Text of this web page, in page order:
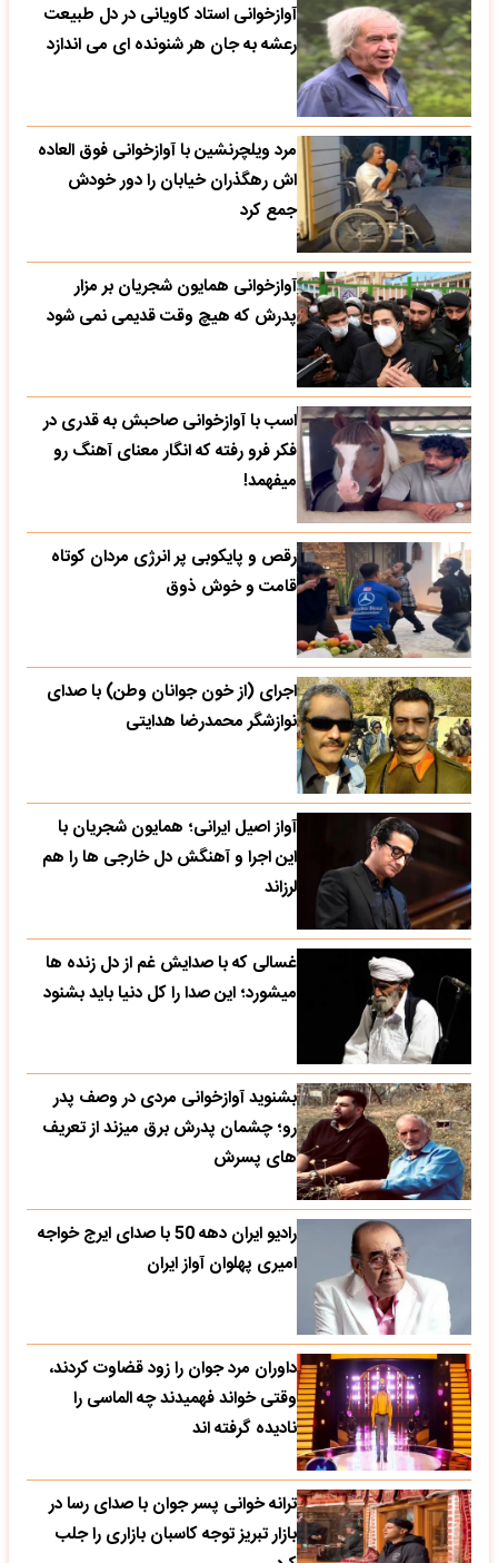
آوازخوانی استاد کاویانی در دل طبیعت
رعشه به جان هر شنونده ای می اندازد
مرد ویلچرنشین با آوازخوانی فوق العاده
اش رهگذران خیابان را دور خودش
جمع کرد
آوازخوانی همایون شجریان بر مزار
پدرش که هیچ وقت قدیمی نمی شود
اسب با آوازخوانی صاحبش به قدری در
فکر فرو رفته که انگار معنای آهنگ رو
میفهمد!
رقص و پایکوبی پر انرژی مردان کوتاه
قامت و خوش ذوق
اجرای (از خون جوانان وطن) با صدای
نوازشگر محمدرضا هدایتی
آواز اصیل ایرانی؛ همایون شجریان با
این اجرا و آهنگش دل خارجی ها را هم
لرزاند
غسالی که با صدایش غم از دل زنده ها
میشورد؛ این صدا را کل دنیا باید بشنود
بشنوید آوازخوانی مردی در وصف پدر
رو؛ چشمان پدرش برق میزند از تعریف
های پسرش
رادیو ایران دهه 50 با صدای ایرج خواجه
امیری پهلوان آواز ایران
داوران مرد جوان را زود قضاوت کردند،
وقتی خواند فهمیدند چه الماسی را
نادیده گرفته اند
ترانه خوانی پسر جوان با صدای رسا در
بازار تبریز توجه کاسبان بازاری را جلب